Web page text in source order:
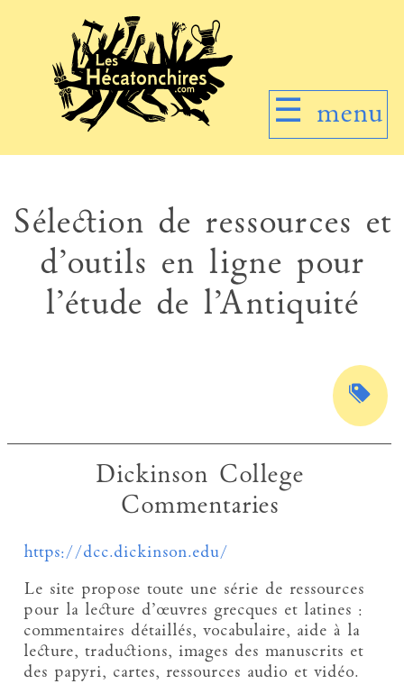
☰ menu
Sélection de ressources et
d’outils en ligne pour
l’étude de l’Antiquité
Dickinson College
Commentaries
https://dcc.dickinson.edu/
Le site propose toute une série de ressources
pour la lecture d’œuvres grecques et latines :
commentaires détaillés, vocabulaire, aide à la
lecture, traductions, images des manuscrits et
des papyri, cartes, ressources audio et vidéo.